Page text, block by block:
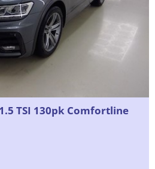
TSI 130pk Comfortline